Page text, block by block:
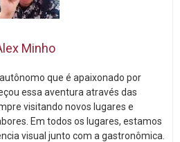
Minho
que é apaixonado por
essa aventura através das
visitando novos lugares e
Em todos os lugares, estamos
visual junto com a gastronômica.